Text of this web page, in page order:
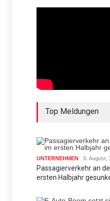
Top Meldungen
UNTERNEHMEN 6. August,
Passagierverkehr an
ersten Halbjahr